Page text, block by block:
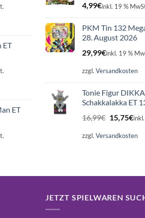
ET
ET
4,99€inkl. 19 %
PKM Tin 132
28. August 2026
29,99€inkl. 19 %
zzgl. Versandkosten
Tonie Figur
Schakkalakka ET
16,99€
Preis
war:
15,75€
ist:
zzgl. Versandkosten
JETZT SPIELWAREN